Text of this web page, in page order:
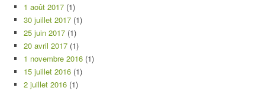
1 août 2017 (1)
30 juillet 2017 (1)
25 juin 2017 (1)
20 avril 2017 (1)
1 novembre 2016 (1)
15 juillet 2016 (1)
2 juillet 2016 (1)